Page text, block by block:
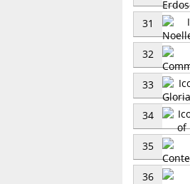
31
32
33
34
35
36